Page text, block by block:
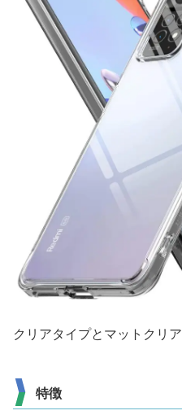
クリアタイプとマットクリ
特徴